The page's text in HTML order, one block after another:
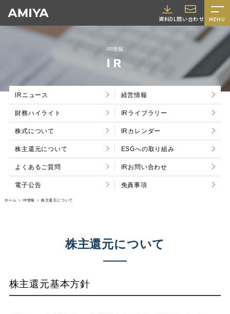
A
M
資料DL問い合わせ MENU
採用情報
IR情報
IR
IRニュース 経営情報
財務ハイライト IRライブラリー
株式について IRカレンダー
株主還元について ESGへの取り組み
よくあるご質問 IRお問い合わせ
電子公告 免責事項
ホーム IR情報 株主還元について
株主還元について
株主還元基本方針